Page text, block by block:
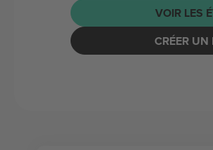
VOIR LES
CRÉER